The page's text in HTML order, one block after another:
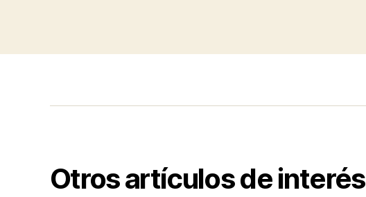
Otros artículos de interés